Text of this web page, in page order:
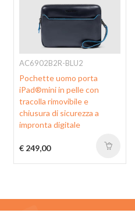
AC6902B2R-BLU2
Pochette uomo porta
iPad®mini in pelle con
tracolla rimovibile e
chiusura di sicurezza a
impronta digitale
€ 249,00